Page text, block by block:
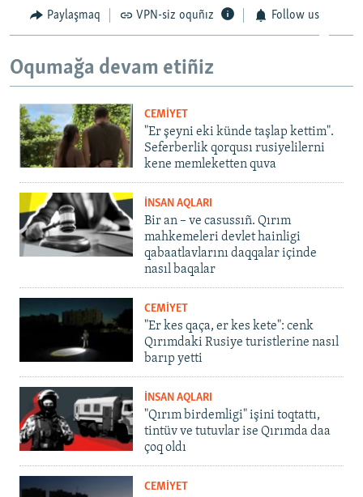
Paylaşmaq VPN-siz oquñız Follow us
Oqumağa devam etiñiz
CEMİYET
"Er şeyni eki künde taşlap kettim".
Seferberlik qorqusı rusiyelilerni
kene memleketten quva
İNSAN AQLARI
Bir an – ve casussıñ. Qırım
mahkemeleri devlet hainligi
qabaatlavlarını daqqalar içinde
nasıl baqalar
CEMİYET
"Er kes qaça, er kes kete": cenk
Qırımdaki Rusiye turistlerine nasıl
barıp yetti
İNSAN AQLARI
"Qırım birdemligi" işini toqtattı,
tintüv ve tutuvlar ise Qırımda daa
çoq oldı
CEMİYET